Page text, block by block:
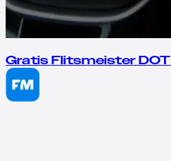
Gratis Flitsmeister DOT